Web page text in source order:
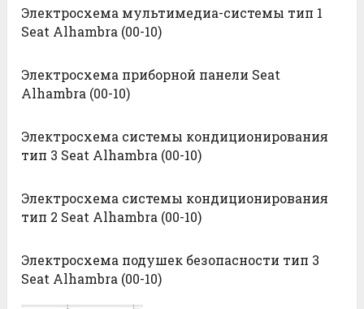
Электросхема мультимедиа-системы тип 1
Seat Alhambra (00-10)
Электросхема приборной панели Seat
Alhambra (00-10)
Электросхема системы кондиционирования
тип 3 Seat Alhambra (00-10)
Электросхема системы кондиционирования
тип 2 Seat Alhambra (00-10)
Электросхема подушек безопасности тип 3
Seat Alhambra (00-10)